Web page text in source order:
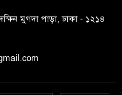
রাতের মধ্যে ঢাকাসহ ১০ অঞ্চলে
ঝড়বৃষ্টির পূর্বাভাস
সঙ্গে দেখা করে স্বপ্নপূরণ
মুগদা পাড়া, ঢাকা - ১২১৪